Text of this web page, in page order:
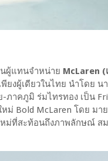
ผู้แทนจำหน่าย McLaren
ยงผู้เดียวในไทย นำโดย
ภาคภูมิ ร่มไทรทอง เป็น
ม่ Bold McLaren โดย ม
ม่ที่สะท้อนถึงภาพลักษณ์ ส